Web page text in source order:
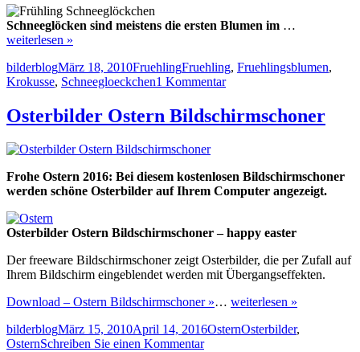
Schneeglöcken sind meistens die ersten Blumen im …
weiterlesen »
Autor
bilderblogVeröffentlicht
am
März 18, 2010Kategorien
FruehlingSchlagwörter
Fruehling, Fruehlingsblumen,
Krokusse, Schneegloeckchen1 Kommentarzu
Fruehling
ist
Osterbilder Ostern Bildschirmschoner
Frohe Ostern 2016: Bei diesem kostenlosen Bildschirmschoner
werden schöne Osterbilder auf Ihrem Computer angezeigt.
Osterbilder Ostern Bildschirmschoner – happy easter
Der freeware Bildschirmschoner zeigt Osterbilder, die per Zufall auf
Ihrem Bildschirm eingeblendet werden mit Übergangseffekten.
Download – Ostern Bildschirmschoner »… weiterlesen »
Autor
bilderblogVeröffentlicht
am
März 15, 2010April 14, 2016Kategorien
OsternSchlagwörter
Osterbilder,
OsternSchreiben Sie einen Kommentarzu